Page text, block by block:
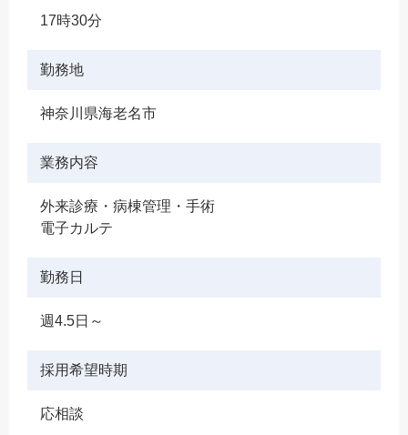
17時30分
勤務地
神奈川県海老名市
業務内容
外来診療・病棟管理・手術
電子カルテ
勤務日
週4.5日～
採用希望時期
応相談